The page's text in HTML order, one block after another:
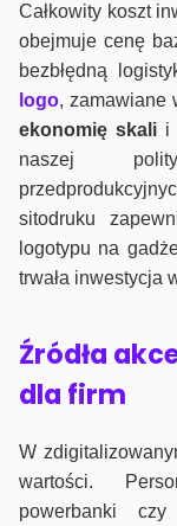
Całkowity koszt
obejmuje cenę
bezbłędną
logo, zamawiane
ekonomię skalii
naszej
sitodruku
logotypu na
trwała inwestycja
Źródła
dla firm
W
wartości.
powerbanki